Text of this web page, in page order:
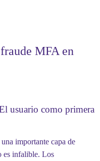
MFA en
usuario como primera
importante capa de
es infalible. Los